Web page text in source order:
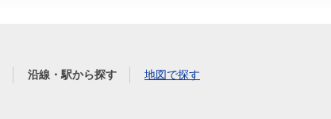
新築・中古一戸建てを探す
売却相談
沿線・駅から探す 地図で探す